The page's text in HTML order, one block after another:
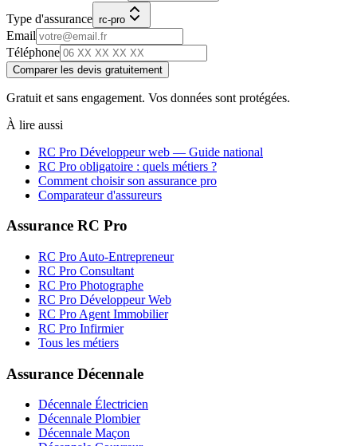
Type d'assurance rc-pro
Email
Téléphone
Comparer les devis gratuitement
Gratuit et sans engagement. Vos données sont protégées.
À lire aussi
RC Pro Développeur web — Guide national
RC Pro obligatoire : quels métiers ?
Comment choisir son assurance pro
Comparateur d'assureurs
Assurance RC Pro
RC Pro Auto-Entrepreneur
RC Pro Consultant
RC Pro Photographe
RC Pro Développeur Web
RC Pro Agent Immobilier
RC Pro Infirmier
Tous les métiers
Assurance Décennale
Décennale Électricien
Décennale Plombier
Décennale Maçon